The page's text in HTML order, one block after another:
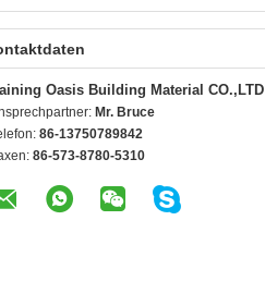
Oasis Building Material CO.,LTD
Mr. Bruce
86-13750789842
86-573-8780-5310